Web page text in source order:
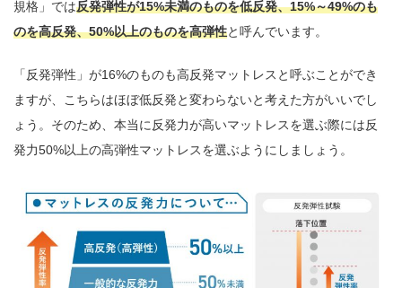
規格」では反発弾性が15%未満のものを低反発、15%～49%のも
のを高反発、50%以上のものを高弾性と呼んでいます。
「反発弾性」が16%のものも高反発マットレスと呼ぶことができ
ますが、こちらはほぼ低反発と変わらないと考えた方がいいでし
ょう。そのため、本当に反発力が高いマットレスを選ぶ際には反
発力50%以上の高弾性マットレスを選ぶようにしましょう。